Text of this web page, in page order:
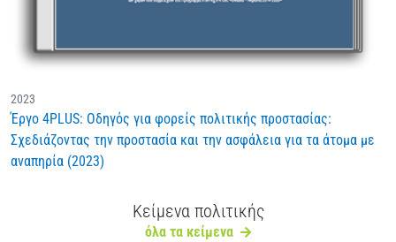
2023
Έργο 4PLUS: Οδηγός για φορείς πολιτικής προστασίας:
Σχεδιάζοντας την προστασία και την ασφάλεια για τα άτομα με
αναπηρία (2023)
Κείμενα πολιτικής
όλα τα κείμενα